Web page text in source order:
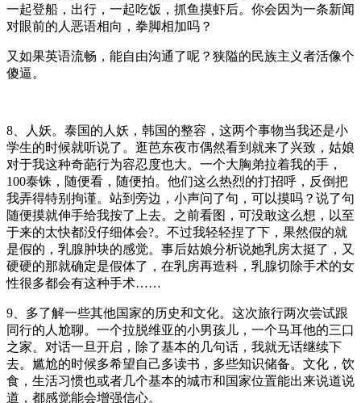
一起登船，出行，一起吃饭，抓鱼摸虾后。你会因为一条新闻
对眼前的人恶语相向，拳脚相加吗？
又如果英语流畅，能自由沟通了呢？狭隘的民族主义者活像个
傻逼。
8、人妖。泰国的人妖，韩国的整容，这两个事物当我还是小
学生的时候就听说了。逛芭东夜市偶然看到就来了兴致，姑娘
对于我这种奇葩行为容忍度也大。一个大胸弟拉着我的手，
100泰铢，随便看，随便拍。他们这么热烈的打招呼，反倒把
我弄得特别拘谨。站到旁边，小声问了句，可以摸吗？说了句
随便摸就伸手给我按了上去。之前看图，可没敢这么想，以至
于来的太快都没仔细体会?。不过我轻轻捏了下，果然假的就
是假的，乳腺肿块的感觉。事后姑娘分析说她乳房太挺了，又
硬硬的那就确定是假体了，在乳房再造科，乳腺切除手术的女
性很多都会有这种手术……
9、多了解一些其他国家的历史和文化。这次旅行两次尝试跟
同行的人尬聊。一个拉脱维亚的小男孩儿，一个马耳他的三口
之家。对话一旦开启，除了基本的几句话，我就无话继续下
去。尴尬的时候多希望自己多读书，多些知识储备。文化，饮
食，生活习惯也或者几个基本的城市和国家位置能出来说道说
道，都感觉能会增强信心。